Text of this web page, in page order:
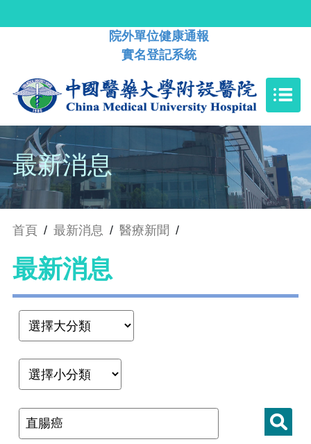
院外單位健康通報
實名登記系統
最新消息
首頁 / 最新消息 / 醫療新聞 /
最新消息